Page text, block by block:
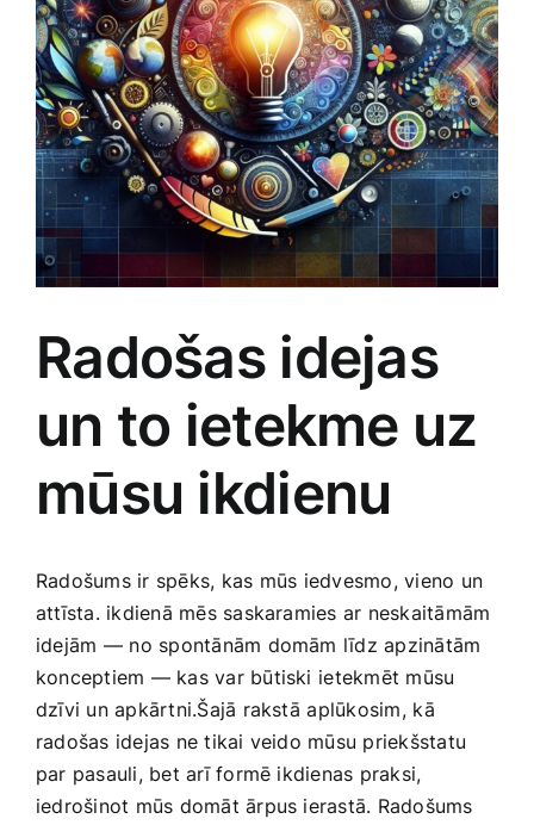
Jaunākie pārdevēji
Pirktākās preces
Raksti
Grāmatas
Gudrā māja
Mājai un remontam
Mājsaimniecības preces
Mēbeles un interjers
Mobilie telefoni, planšetdatori
Pakalpojumi
Pārtikas preces
Radošas idejas
un to ietekme uz
mūsu ikdienu
Radošums ir spēks, ​kas‌ mūs ⁣iedvesmo, vieno un
attīsta. ikdienā mēs saskaramies ar neskaitāmām
idejām — ⁣no spontānām domām​ līdz apzinātām
konceptiem — kas var būtiski⁣ ietekmēt mūsu
dzīvi un apkārtni.Šajā rakstā ⁤aplūkosim, ⁣kā
radošas idejas ne tikai veido‍ mūsu priekšstatu
par pasauli, bet arī formē ikdienas praksi,
iedrošinot mūs domāt ārpus ‌ierastā. Radošums